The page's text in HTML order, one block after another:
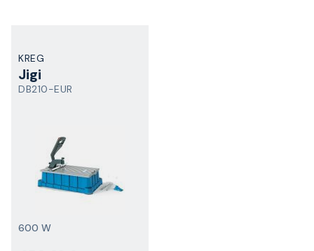
KREG
Jigi
DB210-EUR
600 W